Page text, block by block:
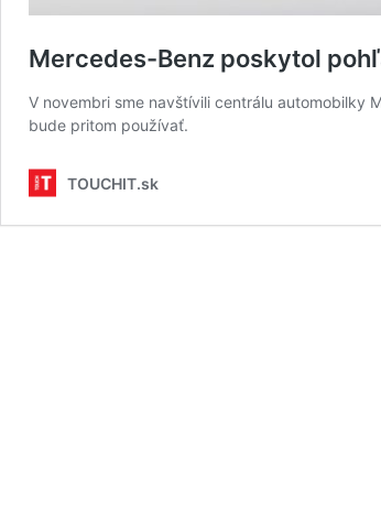
Mercedes-Benz poskytol
V novembri sme navštívili centrálu automobilky
bude pritom používať.
TOUCHIT.sk